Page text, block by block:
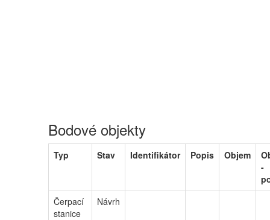
Bodové objekty
Typ Stav Identifikátor Popis Objem
-
Čerpací
stanice
Návrh